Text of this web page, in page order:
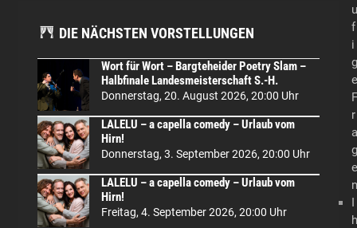
DIE NÄCHSTEN VORSTELLUNGEN
Wort für Wort – Bargteheider Poetry Slam –
Halbfinale Landesmeisterschaft S.-H.
Donnerstag, 20. August 2026, 20:00 Uhr
LALELU – a capella comedy – Urlaub vom
Hirn!
Donnerstag, 3. September 2026, 20:00 Uhr
LALELU – a capella comedy – Urlaub vom
Hirn!
Freitag, 4. September 2026, 20:00 Uhr
u
f
i
g
e
F
r
a
g
e
n
I
h